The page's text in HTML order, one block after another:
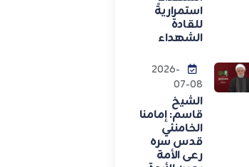
استمراريةً
للقادة
الشهداء
2026-
07-08
الشيخ
قاسم: إمامنا
الخامنئي
قدس سره
رعى الأمة